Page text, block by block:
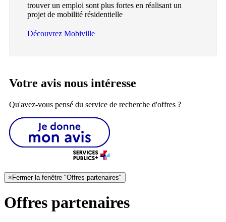
trouver un emploi sont plus fortes en réalisant un
projet de mobilité résidentielle
Découvrez Mobiville
Votre avis nous intéresse
Qu'avez-vous pensé du service de recherche d'offres ?
×Fermer la fenêtre "Offres partenaires"
Offres partenaires